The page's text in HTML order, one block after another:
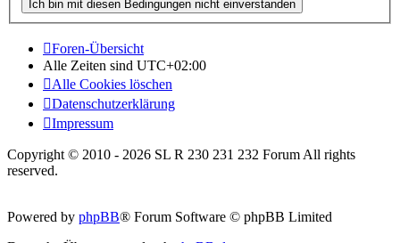
Foren-Übersicht
Alle Zeiten sind UTC+02:00
Alle Cookies löschen
Datenschutzerklärung
Impressum
Copyright © 2010 - 2026 SL R 230 231 232 Forum All rights
reserved.
Powered by phpBB® Forum Software © phpBB Limited